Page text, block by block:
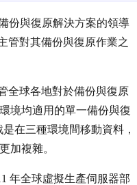
份與復原解決方案的領導
管對其備份與復原作業之
全球各地對於備份與復原
境均適用的單一備份與復
在三種環境間移動資料，
加複雜。
年全球虛擬生產伺服器部